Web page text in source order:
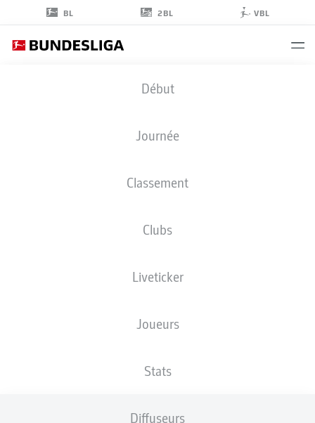
BL 2BL VBL
Début
Journée
Classement
Clubs
Liveticker
Joueurs
Stats
Diffuseurs